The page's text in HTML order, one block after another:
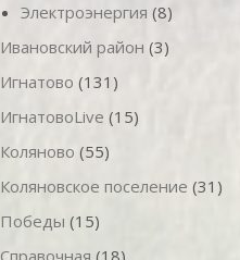
Электроэнергия (8)
Ивановский район (3)
Игнатово (131)
ИгнатовоLive (15)
Коляново (55)
Коляновское поселение (31)
Победы (15)